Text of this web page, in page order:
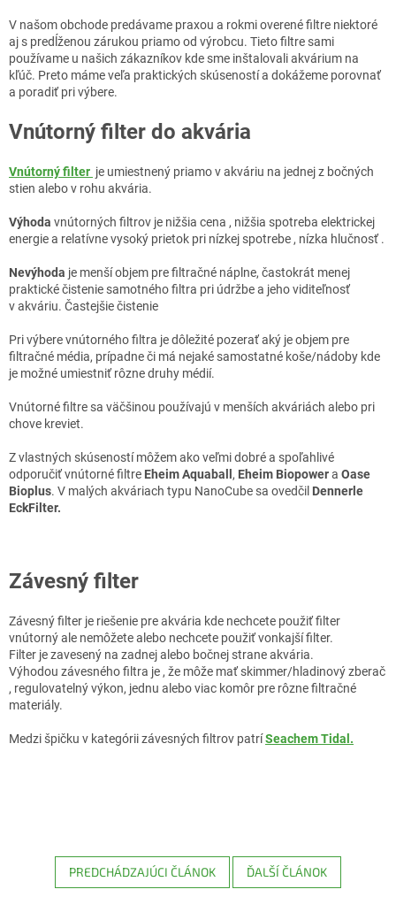
V našom obchode predávame praxou a rokmi overené filtre niektoré
aj s predĺženou zárukou priamo od výrobcu. Tieto filtre sami
používame u našich zákazníkov kde sme inštalovali akvárium na
kľúč. Preto máme veľa praktických skúseností a dokážeme porovnať
a poradiť pri výbere.
Vnútorný filter do akvária
Vnútorný filter je umiestnený priamo v akváriu na jednej z bočných
stien alebo v rohu akvária.
Výhoda vnútorných filtrov je nižšia cena , nižšia spotreba elektrickej
energie a relatívne vysoký prietok pri nízkej spotrebe , nízka hlučnosť .
Nevýhoda je menší objem pre filtračné náplne, častokrát menej
praktické čistenie samotného filtra pri údržbe a jeho viditeľnosť
v akváriu. Častejšie čistenie
Pri výbere vnútorného filtra je dôležité pozerať aký je objem pre
filtračné média, prípadne či má nejaké samostatné koše/nádoby kde
je možné umiestniť rôzne druhy médií.
Vnútorné filtre sa väčšinou používajú v menších akváriách alebo pri
chove kreviet.
Z vlastných skúseností môžem ako veľmi dobré a spoľahlivé
odporučiť vnútorné filtre Eheim Aquaball , Eheim Biopowera Oase
Bioplus. V malých akváriach typu NanoCube sa ovedčil Dennerle
EckFilter.
Závesný filter
Závesný filter je riešenie pre akvária kde nechcete použiť filter
vnútorný ale nemôžete alebo nechcete použiť vonkajší filter.
Filter je zavesený na zadnej alebo bočnej strane akvária.
Výhodou závesného filtra je , že môže mať skimmer/hladinový zberač
, regulovatelný výkon, jednu alebo viac komôr pre rôzne filtračné
materiály.
Medzi špičku v kategórii závesných filtrov patríSeachem Tidal.
PREDCHÁDZAJÚCI ČLÁNOK ĎALŠÍ ČLÁNOK